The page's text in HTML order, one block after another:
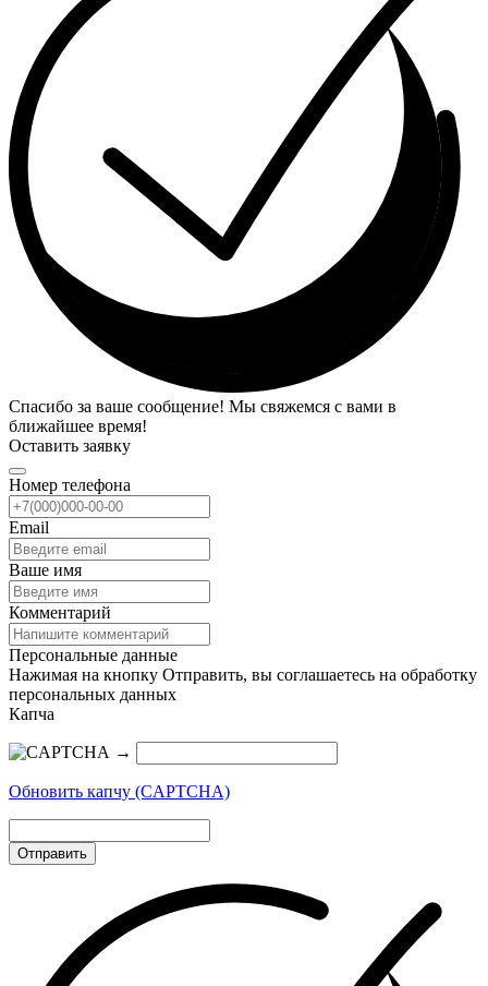
Спасибо за ваше сообщение! Мы свяжемся с вами в
ближайшее время!
Оставить заявку
Номер телефона
Email
Ваше имя
Комментарий
Персональные данные
Нажимая на кнопку Отправить, вы соглашаетесь на обработку
персональных данных
Капча
→
Обновить капчу (CAPTCHA)
Отправить